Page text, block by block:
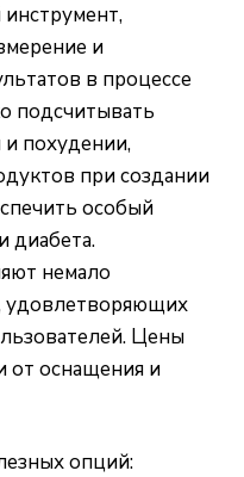
и
в процессе
подсчитывать
похудении,
при создании
особый
диабета.
немало
Цены
от оснащения и
опций: